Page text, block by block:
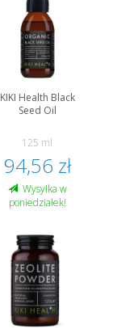
KIKI Health Black
Seed Oil
125 ml
94,56 zł
Wysyłka w
poniedziałek!